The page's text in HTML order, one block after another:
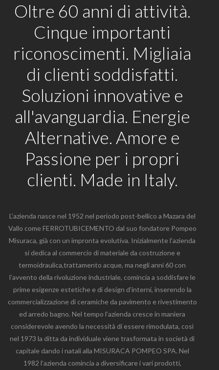
Oltre 60 anni di attività.
Cinque importanti
riconoscimenti. Migliaia
di clienti soddisfatti.
Soluzioni innovative e
all'avanguardia. Energie
Alternative. Amore e
Passione per i propri
clienti. Made in Italy.
L’azienda nasce nel 1952 nel periodo post-bellico a Mazara del
Vallo come FERROTUBICEMENTO dal suo fondatore Pompeo
Misuraca, già con un impronta evolutiva. Inizialmente l’azienda
si dedica al commercio di materiale da costruzione e
termoidraulica,trattamento acque, ma negli anni 60 con
l’avvento della rivoluzione industriale, comincia a soddisfare le
prime esigenze estetiche e di design d’interni, inserendo la
commercializzazione di ceramiche da pavimento e rivestimento
ed arredo bagno. Nel tempo l’azienda cresce in maniera
considerevole avendo la necessità di essere rimodulata, così
nel 1973 la ditta da individuale viene trasformata in società di
capitale dando i natali alla MISURACA POMPEO SPA. Nel
1982 l’azienda comincia a diversificare i vari prodotti,